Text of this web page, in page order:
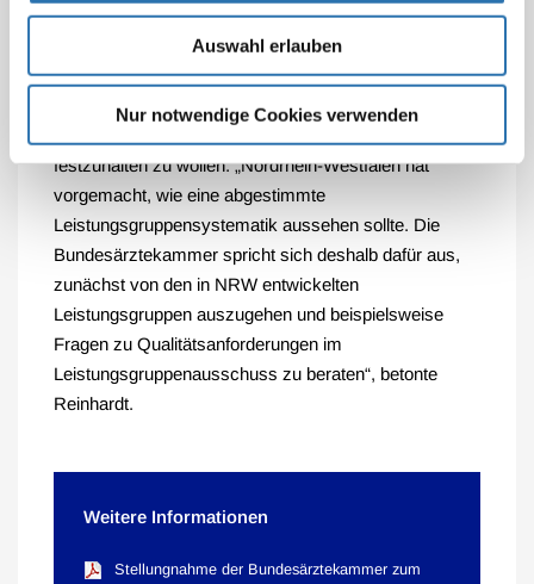
Auswahl erlauben
Nur notwendige Cookies verwenden
Positiv hob Reinhardt die Einbeziehung der BÄK in den
geplanten Leistungsgruppenausschuss hervor. In
diesem Zusammenhang begrüßte Reinhardt auch die
Ankündigung des Bundesgesundheitsministers, nicht
festzuhalten zu wollen. „Nordrhein-Westfalen hat
vorgemacht, wie eine abgestimmte
Leistungsgruppensystematik aussehen sollte. Die
Bundesärztekammer spricht sich deshalb dafür aus,
zunächst von den in NRW entwickelten
Leistungsgruppen auszugehen und beispielsweise
Fragen zu Qualitätsanforderungen im
Leistungsgruppenausschuss zu beraten“, betonte
Reinhardt.
Weitere Informationen
Stellungnahme der Bundesärztekammer zum